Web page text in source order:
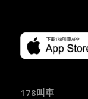
178叫車